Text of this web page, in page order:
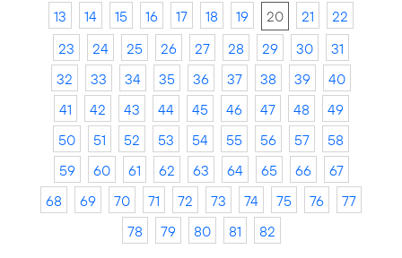
13
14 15 16 17 18 19 20 21
22
23
24 25 26 27 28 29 30
31
32
33 34 35 36 37 38 39
40
41
42 43 44 45 46 47 48
49
50
51 52 53 54 55 56 57
58
59
60 61 62 63 64 65 66
67
68
69 70 71 72 73 74 75 76
77
78
79 80 81 82